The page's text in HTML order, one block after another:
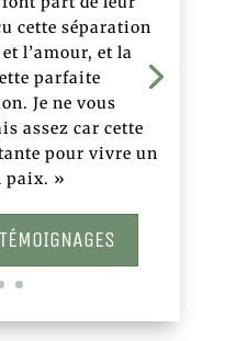
cette séparation
l’amour, et la
parfaite
Je ne vous
assez car cette
pour vivre un
paix. »